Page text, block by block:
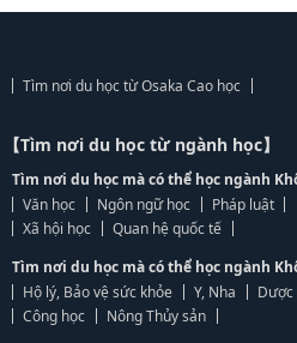
Tìm nơi du học từ Osaka Cao học
【Tìm nơi du học từ ngành học】
Tìm nơi du học mà có thể học ngành
Văn học
Ngôn ngữ học Pháp luật
Xã hội học
Quan hệ quốc tế
Tìm nơi du học mà có thể học ngành
Hộ lý, Bảo vệ sức khỏe
Y, Nha Dược
Công học
Nông Thủy sản